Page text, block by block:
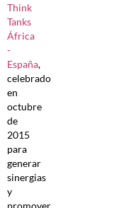
Think
Tanks
África
-
España,
celebrado
en
octubre
de
2015
para
generar
sinergias
y
promover